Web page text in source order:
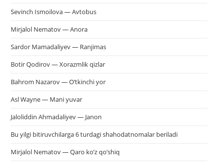
Sevinch Ismoilova — Avtobus
Mirjalol Nematov — Anora
Sardor Mamadaliyev — Ranjimas
Botir Qodirov — Xorazmlik qizlar
Bahrom Nazarov — O’tkinchi yor
Asl Wayne — Mani yuvar
Jaloliddin Ahmadaliyev — Janon
Bu yilgi bitiruvchilarga 6 turdagi shahodatnomalar beriladi
Mirjalol Nematov — Qaro ko’z qo’shiq